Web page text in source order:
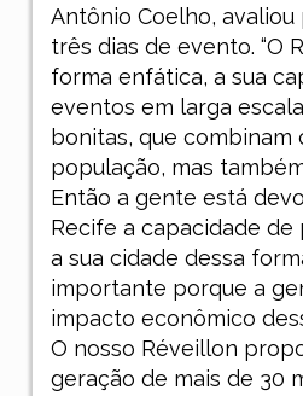
Antônio Coelho,
três dias de evento. “O
forma enfática, a sua
eventos em larga
bonitas, que combinam
população, mas
Então a gente está
Recife a capacidade de
a sua cidade dessa
importante porque a
impacto econômico
O nosso Réveillon
geração de mais de 30